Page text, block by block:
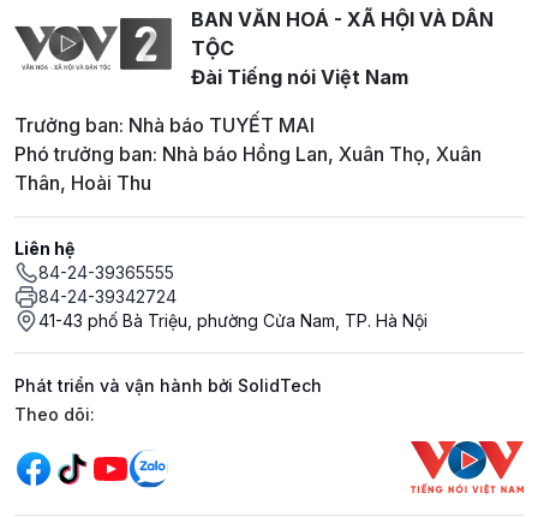
BAN VĂN HOÁ - XÃ HỘI VÀ DÂN
TỘC
Đài Tiếng nói Việt Nam
Trưởng ban: Nhà báo TUYẾT MAI
Phó trưởng ban: Nhà báo Hồng Lan, Xuân Thọ, Xuân
Thân, Hoài Thu
Liên hệ
84-24-39365555
84-24-39342724
41-43 phố Bà Triệu, phường Cửa Nam, TP. Hà Nội
Phát triển và vận hành bởi SolidTech
Mạng xã hội
Theo dõi: